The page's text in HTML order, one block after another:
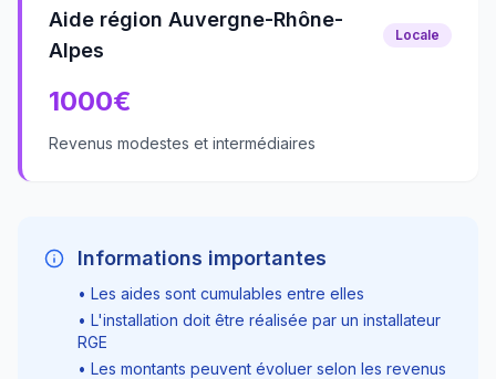
Aide région Auvergne-Rhône-
Alpes
Locale
1000€
Revenus modestes et intermédiaires
Informations importantes
• Les aides sont cumulables entre elles
• L'installation doit être réalisée par un installateur
RGE
• Les montants peuvent évoluer selon les revenus